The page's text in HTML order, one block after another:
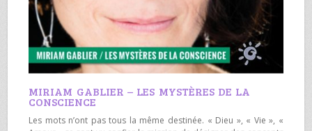
MIRIAM GABLIER – LES MYSTÈRES DE LA
CONSCIENCE
Les mots n’ont pas tous la même destinée. « Dieu », « Vie », «